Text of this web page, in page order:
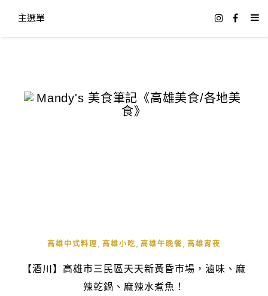
主選單
高雄中式料理 高雄小吃 高雄午晚餐 高雄宵夜
【酒川】高雄市三民區天天新黃昏市場，滷味、麻
辣乾鍋、麻辣水煮魚！